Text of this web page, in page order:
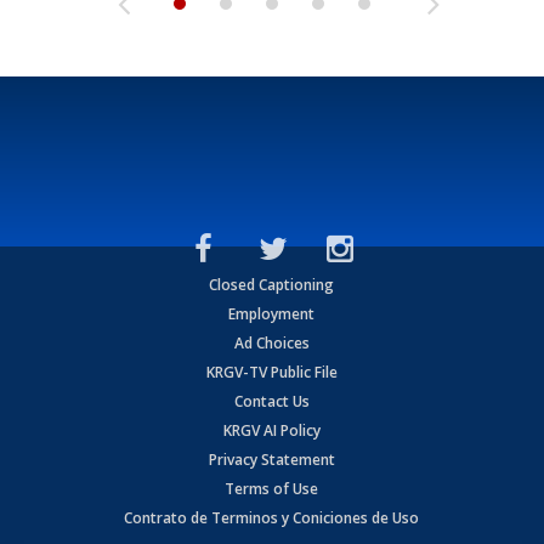
Closed Captioning
Employment
Ad Choices
KRGV-TV Public File
Contact Us
KRGV AI Policy
Privacy Statement
Terms of Use
Contrato de Terminos y Coniciones de Uso